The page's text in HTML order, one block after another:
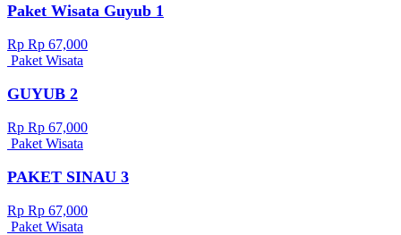
Paket Wisata Guyub 1
Rp Rp 67,000
Paket Wisata
GUYUB 2
Rp Rp 67,000
Paket Wisata
PAKET SINAU 3
Rp Rp 67,000
Paket Wisata